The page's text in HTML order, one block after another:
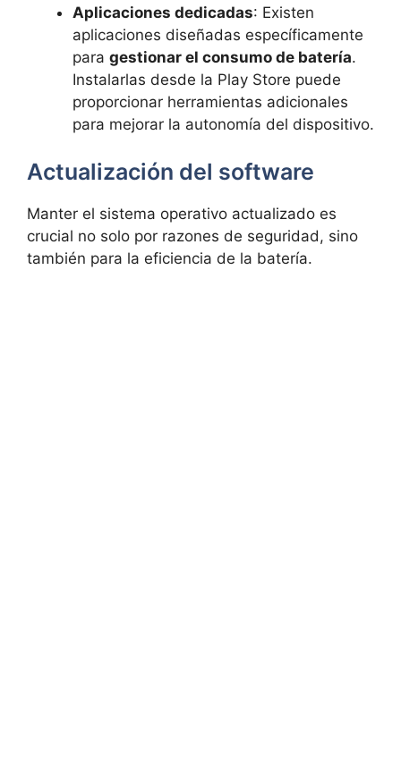
Aplicaciones dedicadas: Existen
aplicaciones diseñadas específicamente
para gestionar el consumo de batería.
Instalarlas desde la Play Store puede
proporcionar herramientas adicionales
para mejorar la autonomía del dispositivo.
Actualización del software
Manter el sistema operativo actualizado es
crucial no solo por razones de seguridad, sino
también para la eficiencia de la batería.